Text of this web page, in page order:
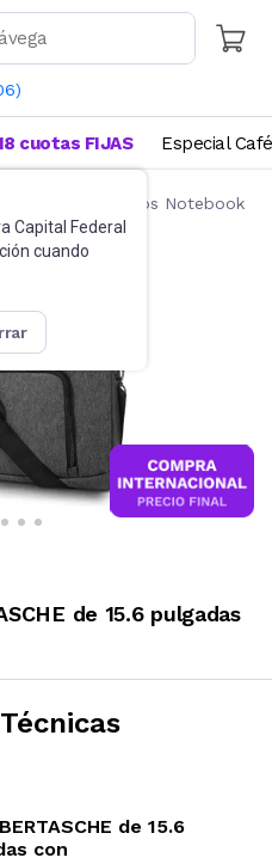
)
Capital Federal
cuando
cuotas FIJAS Especial Café
Mochilas y Bolsos Notebook
de 15.6 pulgadas
de 15.6
con